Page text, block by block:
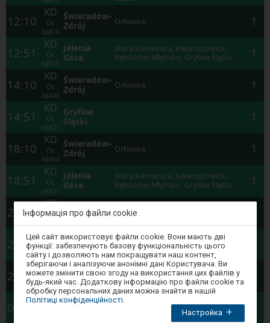
12:10
KD
Os
66816
Świeradów-
Zdrój
Orłowice 1
12:51
KD
Os
66815
Jelenia
Góra
Stara Kamienica, Kwieciszowice,
Rębiszów, Młyńsko, Gryfów Śląski
1
14:10
KD
Os
66848
Świeradów-
Zdrój
Orłowice 1
14:51
KD
Os
66821
Gryfów
Śląski
1
18:10
KD
Os
66854
Świeradów-
Zdrój
Orłowice 1
18:51
KD
Os
66831
Jelenia
Góra
Stara Kamienica, Kwieciszowice,
Rębiszów, Młyńsko, Gryfów Śląski
1
20:10
KD
Os
66856
Świeradów-
Zdrój
Orłowice
20:51
KD
Os
66837
Gryfów
Śląski
21:10
KD
Os
66840
Świeradów-
Zdrój
Orłowice
05:31
KD
Węgliniec
Gierałtów Wykroty, Gierałtów,
Lubań Śląski, Olszyna Lubańska,
Інформація про файли cookie
Увага,
ви
перебуваєте
модальному
вікні.
Щоб
закрити
модальне
Цей сайт використовує файли cookie. Вони мають дві
функції: забезпечують базову функціональність цього
сайту і дозволяють нам покращувати наш контент,
зберігаючи і аналізуючи анонімні дані Користувача. Ви
можете змінити свою згоду на використання цих файлів у
будь-який час. Додаткову інформацію про файли cookie та
обробку персональних даних можна знайти в нашій
Політиці конфіденційності.
Настройка